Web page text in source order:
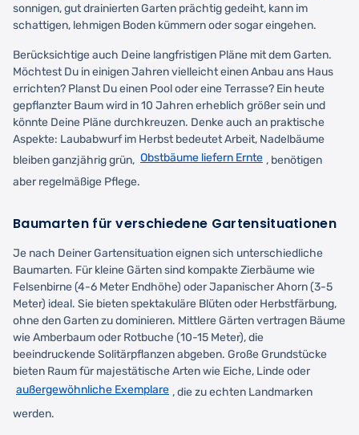
sonnigen, gut drainierten Garten prächtig gedeiht, kann im
schattigen, lehmigen Boden kümmern oder sogar eingehen.
Berücksichtige auch Deine langfristigen Pläne mit dem Garten.
Möchtest Du in einigen Jahren vielleicht einen Anbau ans Haus
errichten? Planst Du einen Pool oder eine Terrasse? Ein heute
gepflanzter Baum wird in 10 Jahren erheblich größer sein und
könnte Deine Pläne durchkreuzen. Denke auch an praktische
Aspekte: Laubabwurf im Herbst bedeutet Arbeit, Nadelbäume
bleiben ganzjährig grün, Obstbäume liefern Ernte , benötigen
aber regelmäßige Pflege.
Baumarten für verschiedene Gartensituationen
Je nach Deiner Gartensituation eignen sich unterschiedliche
Baumarten. Für kleine Gärten sind kompakte Zierbäume wie
Felsenbirne (4-6 Meter Endhöhe) oder Japanischer Ahorn (3-5
Meter) ideal. Sie bieten spektakuläre Blüten oder Herbstfärbung,
ohne den Garten zu dominieren. Mittlere Gärten vertragen Bäume
wie Amberbaum oder Rotbuche (10-15 Meter), die
beeindruckende Solitärpflanzen abgeben. Große Grundstücke
bieten Raum für majestätische Arten wie Eiche, Linde oder
außergewöhnliche Exemplare , die zu echten Landmarken
werden.